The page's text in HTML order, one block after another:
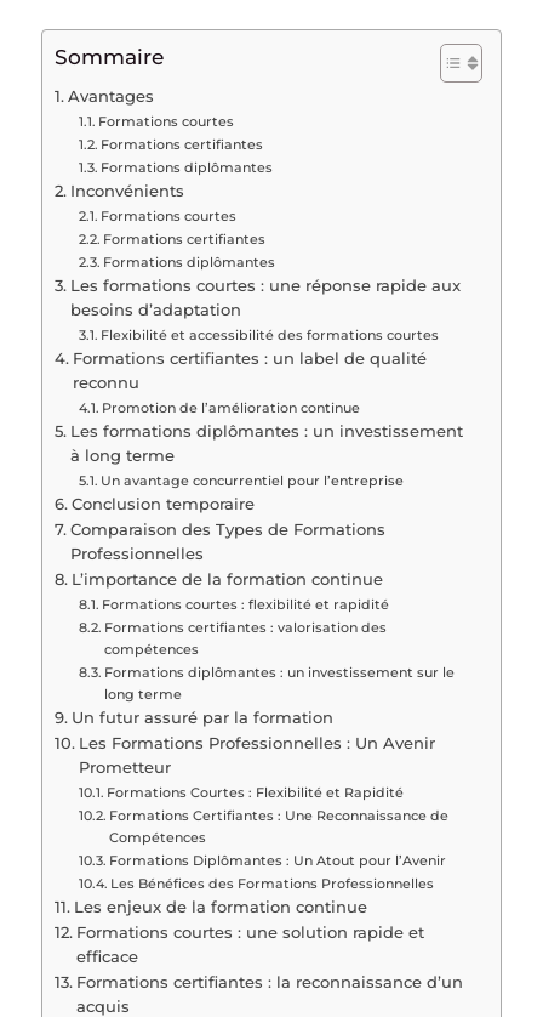
Sommaire
Avantages
Formations courtes
Formations certifiantes
Formations diplômantes
Inconvénients
Formations courtes
Formations certifiantes
Formations diplômantes
Les formations courtes : une réponse rapide aux
besoins d’adaptation
Flexibilité et accessibilité des formations courtes
Formations certifiantes : un label de qualité
reconnu
Promotion de l’amélioration continue
Les formations diplômantes : un investissement
à long terme
Un avantage concurrentiel pour l’entreprise
Conclusion temporaire
Comparaison des Types de Formations
Professionnelles
L’importance de la formation continue
Formations courtes : flexibilité et rapidité
Formations certifiantes : valorisation des
compétences
Formations diplômantes : un investissement sur le
long terme
Un futur assuré par la formation
Les Formations Professionnelles : Un Avenir
Prometteur
Formations Courtes : Flexibilité et Rapidité
Formations Certifiantes : Une Reconnaissance de
Compétences
Formations Diplômantes : Un Atout pour l’Avenir
Les Bénéfices des Formations Professionnelles
Les enjeux de la formation continue
Formations courtes : une solution rapide et
efficace
Formations certifiantes : la reconnaissance d’un
acquis